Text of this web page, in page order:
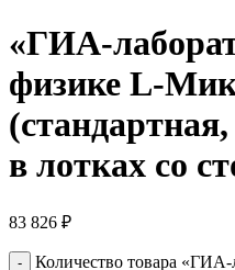
«ГИА-
физике L-
в лотках со
83 826 ₽
Количество товара